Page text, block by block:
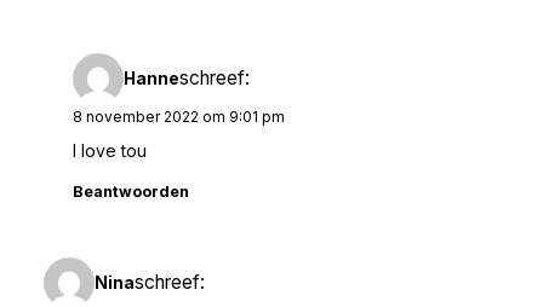
Hanneschreef:
8 november 2022 om 9:01 pm
I love tou
Beantwoorden
Ninaschreef: